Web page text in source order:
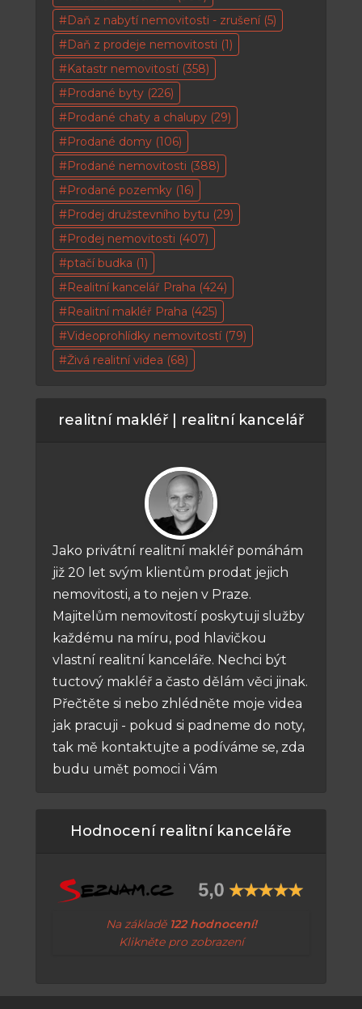
Daň z nabytí nemovitosti - zrušení(5)
Daň z prodeje nemovitosti (1)
Katastr nemovitostí(358)
Prodané byty (226)
Prodané chaty a chalupy (29)
Prodané domy (106)
Prodané nemovitosti (388)
Prodané pozemky (16)
Prodej družstevního bytu (29)
Prodej nemovitosti (407)
ptačí budka (1)
Realitní kancelář Praha (424)
Realitní makléř Praha (425)
Videoprohlídky nemovitostí(79)
Živá realitní videa (68)
realitní makléř | realitní kancelář
Jako privátní realitní makléř pomáhám
již 20 let svým klientům prodat jejich
nemovitosti, a to nejen v Praze.
Majitelům nemovitostí poskytuji služby
každému na míru, pod hlavičkou
vlastní realitní kanceláře. Nechci být
tuctový makléř a často dělám věci jinak.
Přečtěte si nebo zhlédněte moje videa
jak pracuji - pokud si padneme do noty,
tak mě kontaktujte a podíváme se, zda
budu umět pomoci i Vám
Hodnocení realitní kanceláře
Na základě 122 hodnocení!
Klikněte pro zobrazení